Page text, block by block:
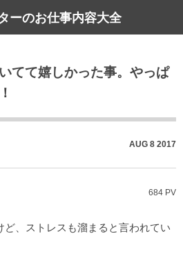
ーのお仕事内容大全
てて嬉しかった事。やっぱ
AUG 8 2017
684 PV
、ストレスも溜まると言われてい